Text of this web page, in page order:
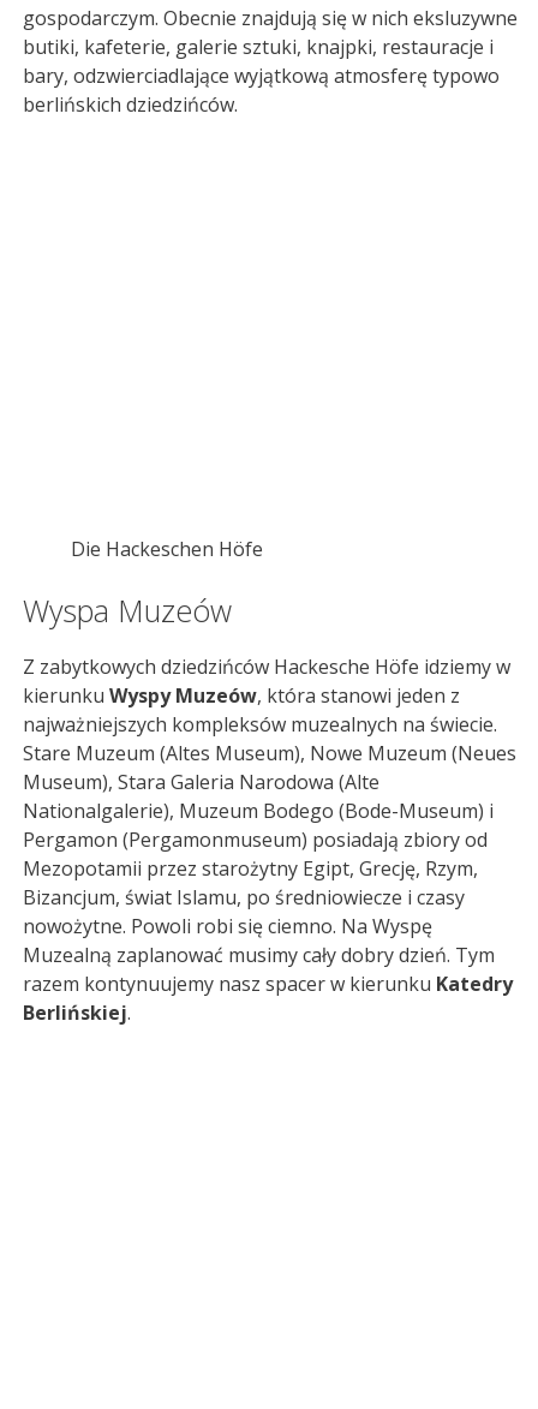
gospodarczym. Obecnie znajdują się w nich eksluzywne
butiki, kafeterie, galerie sztuki, knajpki, restauracje i
bary, odzwierciadlające wyjątkową atmosferę typowo
berlińskich dziedzińców.
Die Hackeschen Höfe
Wyspa Muzeów
Z zabytkowych dziedzińców Hackesche Höfe idziemy w
kierunku Wyspy Muzeów, która stanowi jeden z
najważniejszych kompleksów muzealnych na świecie.
Stare Muzeum (Altes Museum), Nowe Muzeum (Neues
Museum), Stara Galeria Narodowa (Alte
Nationalgalerie), Muzeum Bodego (Bode-Museum) i
Pergamon (Pergamonmuseum) posiadają zbiory od
Mezopotamii przez starożytny Egipt, Grecję, Rzym,
Bizancjum, świat Islamu, po średniowiecze i czasy
nowożytne. Powoli robi się ciemno. Na Wyspę
Muzealną zaplanować musimy cały dobry dzień. Tym
razem kontynuujemy nasz spacer w kierunku Katedry
Berlińskiej.